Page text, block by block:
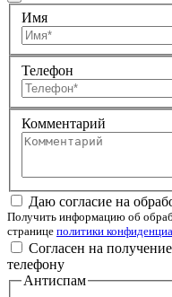
Имя
Телефон
Комментарий
Даю согласие на
Получить информацию об
странице политики
Согласен на
телефону
Антиспам